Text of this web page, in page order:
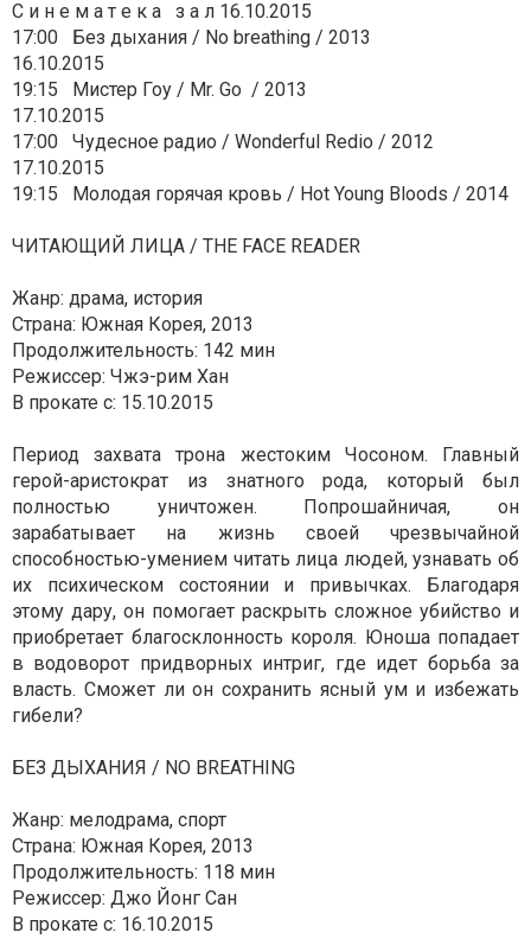
С и н е м а т е к а з а л 16.10.2015
17:00 Без дыхания / No breathing / 2013
16.10.2015
19:15 Мистер Гоу / Mr. Go / 2013
17.10.2015
17:00 Чудесное радио / Wonderful Redio / 2012
17.10.2015
19:15 Молодая горячая кровь / Hot Young Bloods / 2014
ЧИТАЮЩИЙ ЛИЦА / THE FACE READER
Жанр: драма, история
Страна: Южная Корея, 2013
Продолжительность: 142 мин
Режиссер: Чжэ-рим Хан
В прокате с: 15.10.2015
Период захвата трона жестоким Чосоном. Главный
герой-аристократ из знатного рода, который был
полностью уничтожен. Попрошайничая, он
зарабатывает на жизнь своей чрезвычайной
способностью-умением читать лица людей, узнавать об
их психическом состоянии и привычках. Благодаря
этому дару, он помогает раскрыть сложное убийство и
приобретает благосклонность короля. Юноша попадает
в водоворот придворных интриг, где идет борьба за
власть. Сможет ли он сохранить ясный ум и избежать
гибели?
БЕЗ ДЫХАНИЯ / NO BREATHING
Жанр: мелодрама, спорт
Страна: Южная Корея, 2013
Продолжительность: 118 мин
Режиссер: Джо Йонг Сан
В прокате с: 16.10.2015